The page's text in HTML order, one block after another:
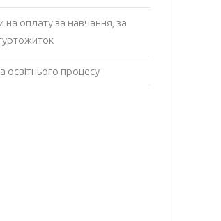
на оплату за навчання, за
освітнього процесу